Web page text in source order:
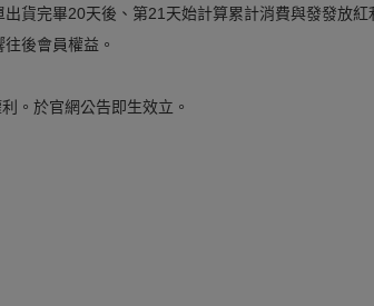
貨完畢20天後、第21天始計算累計消費與發發放紅
後會員權益。
。於官網公告即生效立。